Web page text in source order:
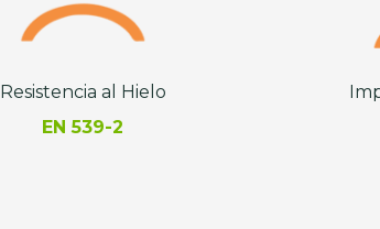
Resistencia al Hielo
EN 539-2